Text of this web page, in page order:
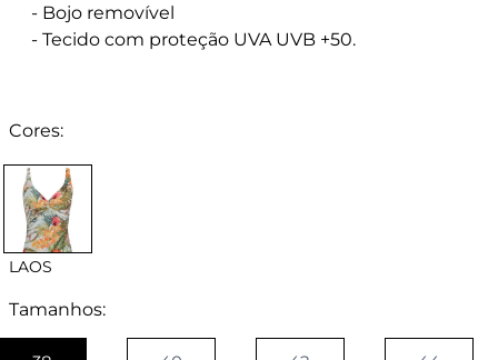
- Bojo removível
- Tecido com proteção UVA UVB +50.
Cores:
LAOS
Tamanhos: